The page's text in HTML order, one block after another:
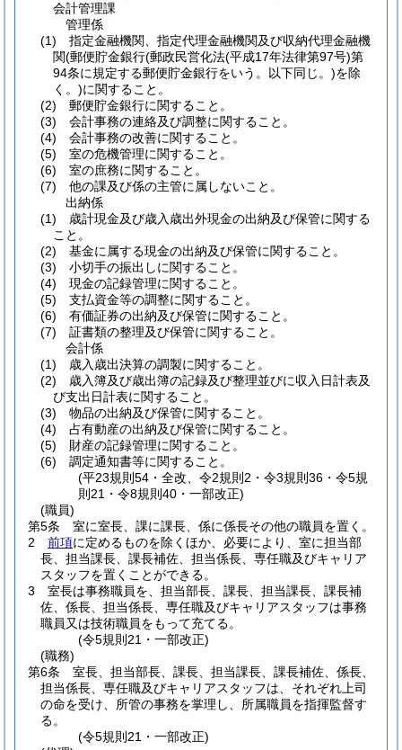
会計管理課
管理係
(1) 指定金融機関、指定代理金融機関及び収納代理金融機
関(郵便貯金銀行(郵政民営化法(平成17年法律第97号)第
94条に規定する郵便貯金銀行をいう。以下同じ。)を除
く。)に関すること。
(2) 郵便貯金銀行に関すること。
(3) 会計事務の連絡及び調整に関すること。
(4) 会計事務の改善に関すること。
(5) 室の危機管理に関すること。
(6) 室の庶務に関すること。
(7) 他の課及び係の主管に属しないこと。
出納係
(1) 歳計現金及び歳入歳出外現金の出納及び保管に関する
こと。
(2) 基金に属する現金の出納及び保管に関すること。
(3) 小切手の振出しに関すること。
(4) 現金の記録管理に関すること。
(5) 支払資金等の調整に関すること。
(6) 有価証券の出納及び保管に関すること。
(7) 証書類の整理及び保管に関すること。
会計係
(1) 歳入歳出決算の調製に関すること。
(2) 歳入簿及び歳出簿の記録及び整理並びに収入日計表及
び支出日計表に関すること。
(3) 物品の出納及び保管に関すること。
(4) 占有動産の出納及び保管に関すること。
(5) 財産の記録管理に関すること。
(6) 調定通知書等に関すること。
(平23規則54・全改、令2規則2・令3規則36・令5規
則21・令8規則40・一部改正)
(職員)
第5条
室に室長、課に課長、係に係長その他の職員を置く。
2
前項に定めるものを除くほか、必要により、室に担当部
長、担当課長、課長補佐、担当係長、専任職及びキャリア
スタッフを置くことができる。
3
室長は事務職員を、担当部長、課長、担当課長、課長補
佐、係長、担当係長、専任職及びキャリアスタッフは事務
職員又は技術職員をもって充てる。
(令5規則21・一部改正)
(職務)
第6条
室長、担当部長、課長、担当課長、課長補佐、係長、
担当係長、専任職及びキャリアスタッフは、それぞれ上司
の命を受け、所管の事務を掌理し、所属職員を指揮監督す
る。
(令5規則21・一部改正)